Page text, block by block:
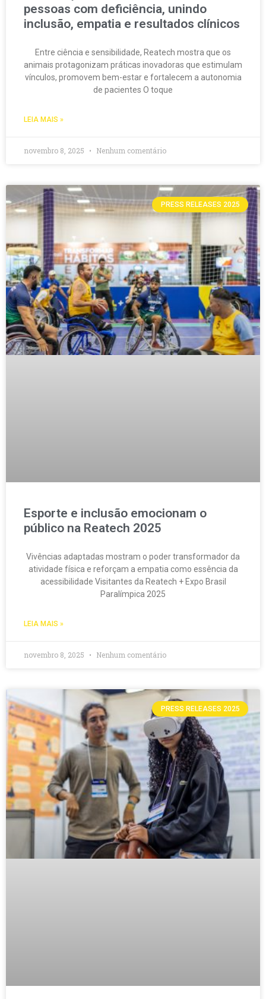
pessoas com deficiência, unindo
inclusão, empatia e resultados clínicos
Entre ciência e sensibilidade, Reatech mostra que os
animais protagonizam práticas inovadoras que estimulam
vínculos, promovem bem-estar e fortalecem a autonomia
de pacientes O toque
LEIA MAIS »
novembro 8, 2025 Nenhum comentário
PRESS RELEASES 2025
Esporte e inclusão emocionam o
público na Reatech 2025
Vivências adaptadas mostram o poder transformador da
atividade física e reforçam a empatia como essência da
acessibilidade Visitantes da Reatech + Expo Brasil
Paralímpica 2025
LEIA MAIS »
novembro 8, 2025 Nenhum comentário
PRESS RELEASES 2025